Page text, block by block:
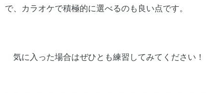
で、カラオケで積極的に選べるのも良い点です。
気に入った場合はぜひとも練習してみてください！